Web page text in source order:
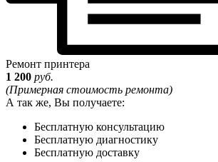
Ремонт принтера
1 200 руб.
(Примерная стоимость ремонта)
А так же, Вы получаете:
Бесплатную консультацию
Бесплатную диагностику
Бесплатную доставку